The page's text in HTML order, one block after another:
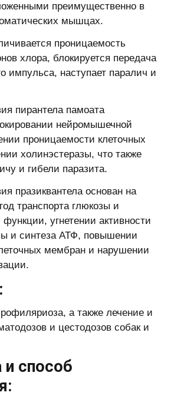
преимущественно в
мышцах.
проницаемость
хлора, блокируется передача
импульса, наступает паралич и
пирантела памоата
нейромышечной
проницаемости клеточных
холинэстеразы, что также
и гибели паразита.
празиквантела основан на
транспорта глюкозы и
угнетении активности
и синтеза АТФ, повышении
мембран и нарушении
а также лечение и
и цестодозов собак и
способ